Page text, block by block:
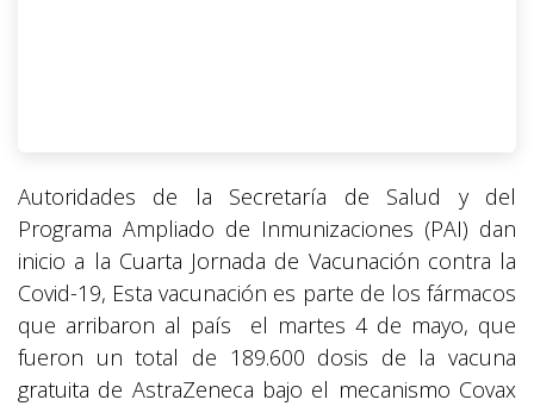
Autoridades de la Secretaría de Salud y del
Programa Ampliado de Inmunizaciones (PAI) dan
inicio a la Cuarta Jornada de Vacunación contra la
Covid-19, Esta vacunación es parte de los fármacos
que arribaron al país el martes 4 de mayo, que
fueron un total de 189.600 dosis de la vacuna
gratuita de AstraZeneca bajo el mecanismo Covax